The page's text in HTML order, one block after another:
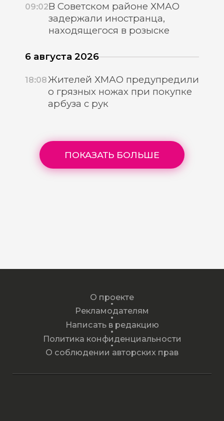
09:02В Советском районе ХМАО
задержали иностранца,
находящегося в розыске
6 августа 2026
18:08Жителей ХМАО предупредили
о грязных ножах при покупке
арбуза с рук
ПОКАЗАТЬ БОЛЬШЕ
О проекте
Рекламодателям
Написать в редакцию
Политика конфиденциальности
О соблюдении авторских прав